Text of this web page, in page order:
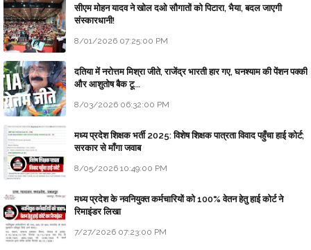
सीएम मोहन यादव ने खोल दओ सौगातों को पिटारा, भैया, बदल जाएगी
संस्कारधानी!
8/01/2026 07:25:00 PM
दतिया में नरोत्तम मिश्रा जीते, राजेंद्र भारती हार गए, घनश्याम की पेंशन पक्की
और आशुतोष बैक टू...
8/03/2026 06:32:00 PM
मध्य प्रदेश शिक्षक भर्ती 2025: विशेष शिक्षक पात्रता विवाद पहुँचा हाई कोर्ट;
सरकार से माँगा जवाब
8/05/2026 10:49:00 PM
मध्य प्रदेश के नवनियुक्त कर्मचारियों को 100% वेतन हेतु हाई कोर्ट ने
रिमाइंडर लिखा
7/27/2026 07:23:00 PM